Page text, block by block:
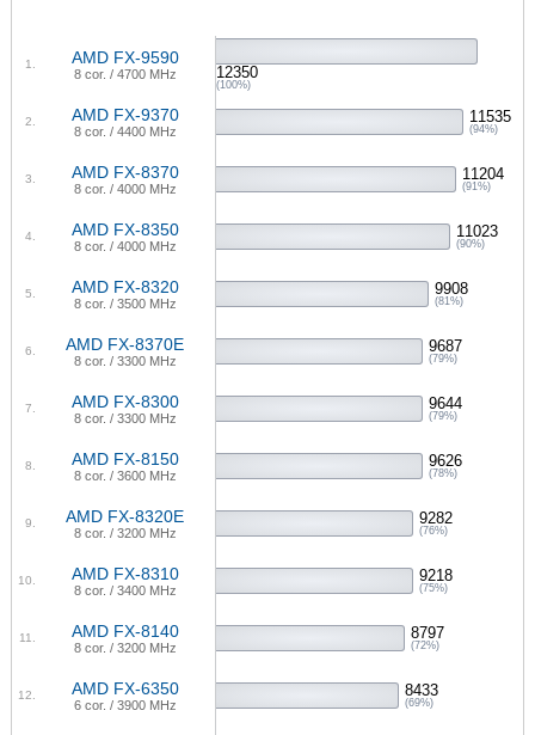
1. AMD FX-9590
8 cor. / 4700 MHz 12350
(100%)
2. AMD FX-9370
8 cor. / 4400 MHz
11535
(94%)
3. AMD FX-8370
8 cor. / 4000 MHz
11204
(91%)
4. AMD FX-8350
8 cor. / 4000 MHz
11023
(90%)
5. AMD FX-8320
8 cor. / 3500 MHz
9908
(81%)
6. AMD FX-8370E
8 cor. / 3300 MHz
9687
(79%)
7. AMD FX-8300
8 cor. / 3300 MHz
9644
(79%)
8. AMD FX-8150
8 cor. / 3600 MHz
9626
(78%)
9. AMD FX-8320E
8 cor. / 3200 MHz
9282
(76%)
10. AMD FX-8310
8 cor. / 3400 MHz
9218
(75%)
11. AMD FX-8140
8 cor. / 3200 MHz
8797
(72%)
12. AMD FX-6350
6 cor. / 3900 MHz
8433
(69%)